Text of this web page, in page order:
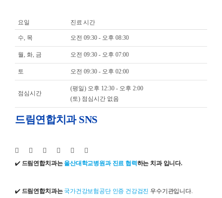
요일 진료 시간
수, 목 오전 09:30 - 오후 08:30
월, 화, 금 오전 09:30 - 오후 07:00
토 오전 09:30 - 오후 02:00
점심시간
(평일) 오후 12:30 - 오후 2:00
(토) 점심시간 없음
드림연합치과 SNS
✔️ 드림연합치과는 울산대학교병원과 진료 협력하는 치과 입니다.
✔️ 드림연합치과는 국가건강보험공단 인증 건강검진 우수기관입니다.